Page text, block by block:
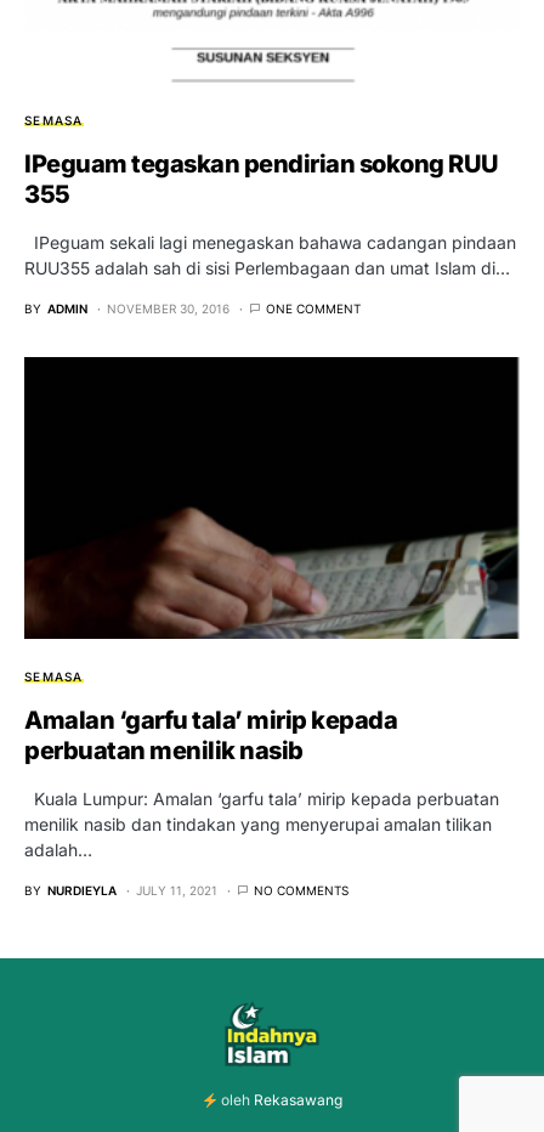
SEMASA
IPeguam tegaskan pendirian sokong RUU
355
IPeguam sekali lagi menegaskan bahawa cadangan pindaan
RUU355 adalah sah di sisi Perlembagaan dan umat Islam di…
BY ADMIN NOVEMBER 30, 2016 ONE COMMENT
SEMASA
Amalan ‘garfu tala’ mirip kepada
perbuatan menilik nasib
Kuala Lumpur: Amalan ‘garfu tala’ mirip kepada perbuatan
menilik nasib dan tindakan yang menyerupai amalan tilikan
adalah…
BY NURDIEYLA JULY 11, 2021 NO COMMENTS
oleh Rekasawang